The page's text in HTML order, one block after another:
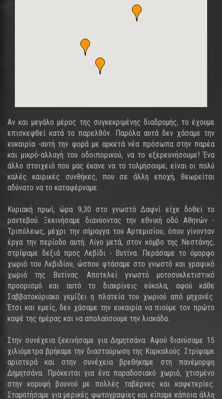
Αν και μεγάλο μέρος της συγκεκριμένης διαδρομής, το έχουμε
επισκεφθεί κατά το παρελθόν. Παρόλα αυτά δεν χάσαμε την
ευκαιρία -αυτή την φορά με αρκετά νέα πρόσωπα στην παρέα
και μικρό-αλλαγή του οδοιπορικού, να το εξερευνήσουμε! Ένα
άλλο στοιχειό που μας έκανε να το τολμήσουμε, είναι οι πολύ
καλές καιρικές συνθήκες, που σε άλλη εποχή, θεωρείται
αδύνατο να το καταφέρναμε.
Κυριακή πρωί, ώρα 9,30 στο γνωστό Δαφνί είχε δοθεί το
ραντεβού. Ξεκινήσαμε διανύοντας την εθνική οδό Αθηνών -
Τριπόλεως, μέχρι την σήραγγα του Αρτεμισίου, όπου γίνονταν
έργα την περίοδο αυτή. Λίγο μετά, στον κόμβο της Νεστάνης,
στρίψαμε δεξιά προς Λεβίδι - Βυτίνα. Περάσαμε το όμορφο
χωριό του Λεβιδίου, ώσπου φτάσαμε στο γνωστό και γραφικό
χωριό της Βυτίνας. Αποτελεί γνωστό μοτοσυκλετιστικό
προορισμό και αυτό το διακρίνεις εύκολα, αφού κάθε
Σαββατοκύριακο γεμίζει η πλατεία του χωριού από μηχανές.
Έτσι και εμείς, δεν χάσαμε την ευκαιρία να πιούμε τον πρώτο
καφέ της ημέρας και να απολαύσουμε την λιακάδα.
Στην συνέχεια ξεκινήσαμε για Δημητσάνα. Αφού διανύσαμε 15
χιλιόμετρα βρήκαμε την διασταύρωση της Καρκαλούς. Στρίψαμε
αριστερά και στην συνέχεια βρεθήκαμε στη πανέμορφη
Δημητσάνα. Πρόκειται για ένα παραδοσιακό χωριό, χτισμένο
στην κορυφή βουνού με πολλές ταβέρνες και καφετερίες.
Σταματήσαμε για μερικές φωτογραφίες και είπαμε κάποια άλλη